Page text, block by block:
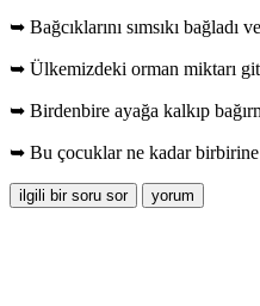
➥ Bağcıklarını sımsıkı bağladı
➥ Ülkemizdeki orman miktarı
➥ Birdenbire ayağa kalkıp
➥ Bu çocuklar ne kadar